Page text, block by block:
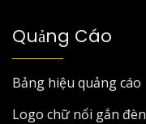
Quảng Cáo
Bảng hiệu quảng cáo
Logo chữ nổi gắn đèn